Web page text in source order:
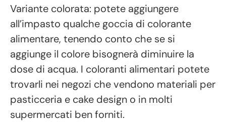
Variante colorata: potete aggiungere
all’impasto qualche goccia di colorante
alimentare, tenendo conto che se si
aggiunge il colore bisognerà diminuire la
dose di acqua. I coloranti alimentari potete
trovarli nei negozi che vendono materiali per
pasticceria e cake design o in molti
supermercati ben forniti.